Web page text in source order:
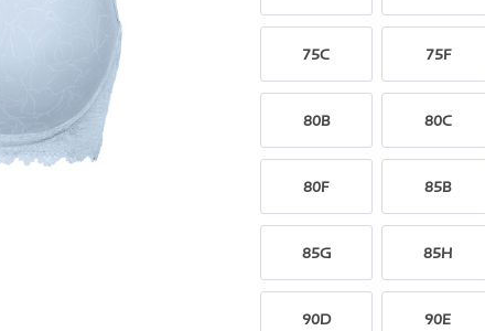
75C 75F
80B 80C
80F 85B
85G 85H
90D 90E